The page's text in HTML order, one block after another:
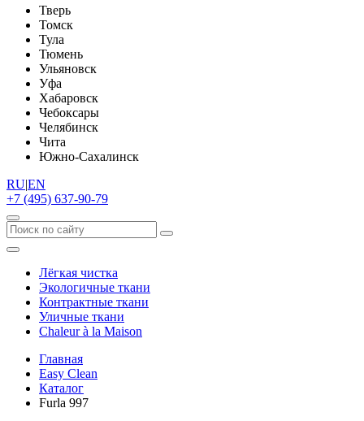
Тверь
Томск
Тула
Тюмень
Ульяновск
Уфа
Хабаровск
Чебоксары
Челябинск
Чита
Южно-Сахалинск
RU|EN
+7 (495) 637-90-79
Лёгкая чистка
Экологичные ткани
Контрактные ткани
Уличные ткани
Сhaleur à la Maison
Главная
Easy Clean
Каталог
Furla 997